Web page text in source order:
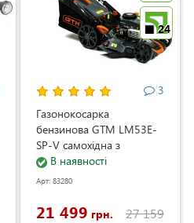
24
3
Газонокосарка
бензинова GTM LM53E-
SP-V самохідна з
електростартером та
регулюванням швидкості
В наявності
Арт: 83280
21 499 грн. 27 159